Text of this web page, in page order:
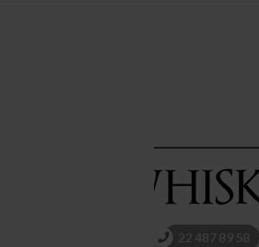
22 487 89 58